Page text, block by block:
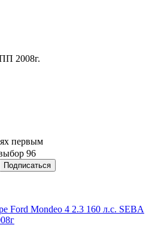
2008г.
первым
96
Ford Mondeo 4 2.3 160 л.с. SEBA